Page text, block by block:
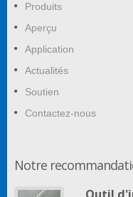
Produits
Aperçu
Application
Actualités
Soutien
Contactez-nous
Notre